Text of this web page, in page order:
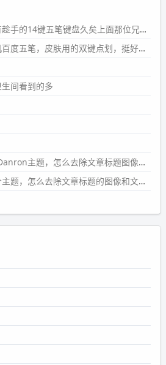
总整理一次？？碎雨集_沉冰浮水_
tag/%E7%A2%8E%E9%9
操作卡住的时候没办法主动取消
推送或拉取，今天连提交都卡
被子买了睡袋，不知道 1.2 米会不
站上线了这部，直到前几天才看
接下来有五项是 2019 年的，都是
。。
我也是触宝以后苦于没有趁手的14键五笔键盘久矣上面那位兄台用的百度双键点划布局我也用过很久，那个皮肤做得很粗糙，个别键位的触发区域是错位的，快速打字时很容易出错，修改它的皮肤文件校正后勉强能用，但早年出的皮肤分辨率太低，实在谈不上美观。百度小米定制版的商店里有一个"小黑板"皮肤还不错(百度官方输入法商店里没有)，但那个风格我不喜欢这两天找到了一个叫"森林集"的公众号，开发了海量的皮肤，很多都有14键版本，付费但很便宜，几块钱，终于有自己满意的输入法了搜了一下，这个工作室还是百度的官方合作伙伴，不知道为什么14键作品都不在官方商店上架，难道是百度官方在刻意放弃14键？
我电脑小狼毫，安卓手机百度五笔，皮肤用的双键点划，挺好的。
间看到的多
你好，Z-Blog你这个mzDanron主题，怎么去除文章标题图像和文章摘要，仅显示标题，感谢回复！
你好，你mzDanron这个主题，怎么去除文章标题的图像和文章摘要！仅显示标题，感谢回复解决！